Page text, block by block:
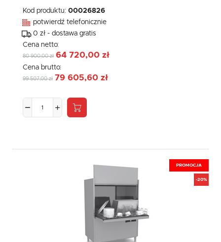
Kod produktu: 00026826
potwierdź telefonicznie
0 zł - dostawa gratis
Cena netto:
80 900,00 zł 64 720,00 zł
Cena brutto:
99 507,00 zł 79 605,60 zł
PROMOCJA
-20%